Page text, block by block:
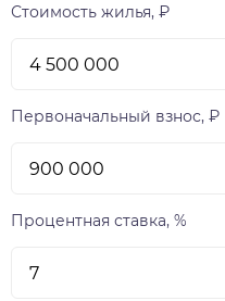
Стоимость жилья, ₽
Первоначальный взнос, ₽
Процентная ставка, %